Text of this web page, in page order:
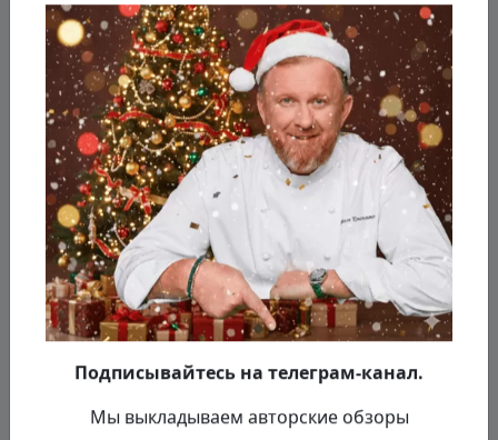
Вводим творог в желтки, добавляем
манку, соли и немного нарезанного
базилика, мешаем.
Подписывайтесь на телеграм-канал.
Мы выкладываем авторские обзоры